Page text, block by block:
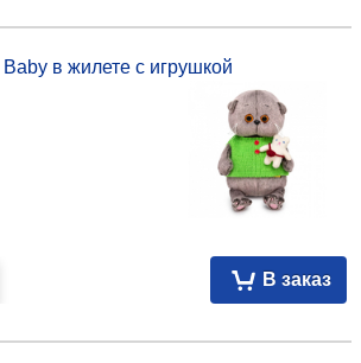
в жилете с игрушкой
В заказ